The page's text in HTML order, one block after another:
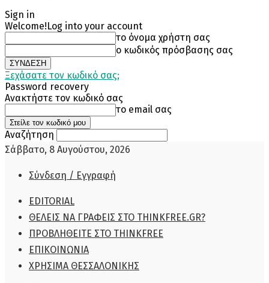
Sign in
Welcome!Log into your account
το όνομα χρήστη σας
ο κωδικός πρόσβασης σας
Ξεχάσατε τον κωδικό σας;
Password recovery
Ανακτήστε τον κωδικό σας
το email σας
Αναζήτηση
Σάββατο, 8 Αυγούστου, 2026
Σύνδεση / Εγγραφή
EDITORIAL
ΘΕΛΕΙΣ ΝΑ ΓΡΑΦΕΙΣ ΣΤΟ THINKFREE.GR?
ΠΡΟΒΛΗΘΕΙΤΕ ΣΤΟ THINKFREE
ΕΠΙΚΟΙΝΩΝΙΑ
ΧΡΗΣΙΜΑ ΘΕΣΣΑΛΟΝΙΚΗΣ